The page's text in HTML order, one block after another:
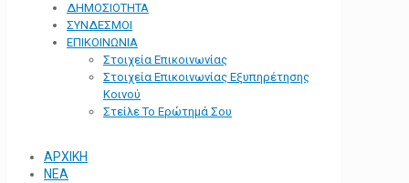
ΔΗΜΟΣΙΟΤΗΤΑ
ΣΥΝΔΕΣΜΟΙ
ΕΠΙΚΟΙΝΩΝΙΑ
Στοιχεία Επικοινωνίας
Στοιχεία Επικοινωνίας Εξυπηρέτησης
Κοινού
Στείλε Το Ερώτημά Σου
ΑΡΧΙΚΗ
ΝΕΑ